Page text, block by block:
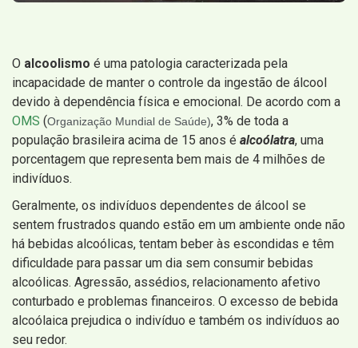
O alcoolismo é uma patologia caracterizada pela
incapacidade de manter o controle da ingestão de álcool
devido à dependência física e emocional. De acordo com a
OMS (Organização Mundial de Saúde), 3% de toda a
população brasileira acima de 15 anos é alcoólatra, uma
porcentagem que representa bem mais de 4 milhões de
indivíduos.
Geralmente, os indivíduos dependentes de álcool se
sentem frustrados quando estão em um ambiente onde não
há bebidas alcoólicas, tentam beber às escondidas e têm
dificuldade para passar um dia sem consumir bebidas
alcoólicas. Agressão, assédios, relacionamento afetivo
conturbado e problemas financeiros. O excesso de bebida
alcoólaica prejudica o indivíduo e também os indivíduos ao
seu redor.